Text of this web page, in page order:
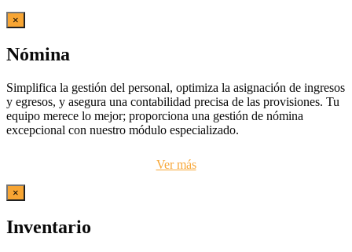
×
Nómina
Simplifica la gestión del personal, optimiza la asignación de ingresos
y egresos, y asegura una contabilidad precisa de las provisiones. Tu
equipo merece lo mejor; proporciona una gestión de nómina
excepcional con nuestro módulo especializado.
Ver más
×
Inventario